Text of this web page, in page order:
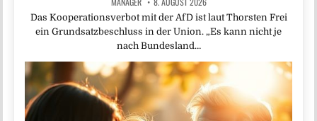
Das Kooperationsverbot mit der AfD ist laut Thorsten Frei
ein Grundsatzbeschluss in der Union. „Es kann nicht je
nach Bundesland…